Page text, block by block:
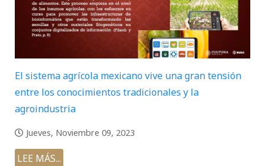
El sistema agrícola mexicano vive una gran tensión
entre los conocimientos tradicionales y la
agroindustria
Jueves, Noviembre 09, 2023
LEE MÁS...